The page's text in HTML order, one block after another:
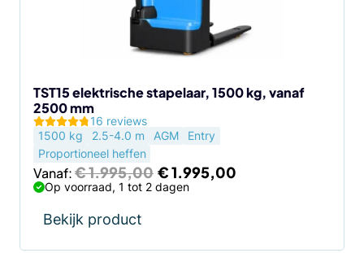
TST15 elektrische stapelaar, 1500 kg, vanaf
2500 mm
16 reviews
1500 kg
2.5-4.0 m AGM
Entry
Proportioneel heffen
Vanaf:€1.995,00 Oorspronkelijke
prijs
was:
€1.995,00
Op voorraad, 1 tot 2 dagen
Bekijk product
de
productpagina